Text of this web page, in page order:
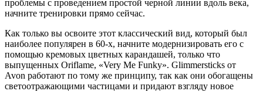
проблемы с проведением простой черной линии вдоль века,
начните тренировки прямо сейчас.
Как только вы освоите этот классический вид, который был
наиболее популярен в 60-х, начните модернизировать его с
помощью кремовых цветных карандашей, только что
выпущенных Oriflame, «Very Me Funky». Glimmersticks от
Avon работают по тому же принципу, так как они обогащены
светоотражающими частицами и придают взгляду новое